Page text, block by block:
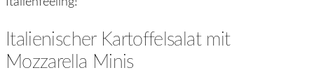
Italienischer Kartoffelsalat mit
Mozzarella Minis